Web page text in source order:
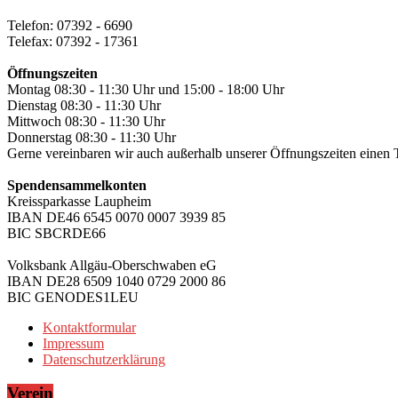
Telefon: 07392 - 6690
Telefax: 07392 - 17361
Öffnungszeiten
Montag 08:30 - 11:30 Uhr und 15:00 - 18:00 Uhr
Dienstag 08:30 - 11:30 Uhr
Mittwoch 08:30 - 11:30 Uhr
Donnerstag 08:30 - 11:30 Uhr
Gerne vereinbaren wir auch außerhalb unserer Öffnungszeiten einen
Spendensammelkonten
Kreissparkasse Laupheim
IBAN DE46 6545 0070 0007 3939 85
BIC SBCRDE66
Volksbank Allgäu-Oberschwaben eG
IBAN DE28 6509 1040 0729 2000 86
BIC GENODES1LEU
Kontaktformular
Impressum
Datenschutzerklärung
Verein